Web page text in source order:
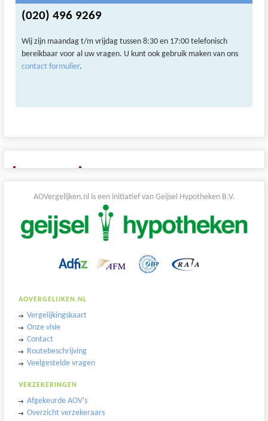
(020) 496 9269
Wij zijn maandag t/m vrijdag tussen 8:30 en 17:00 telefonisch
bereikbaar voor al uw vragen. U kunt ook gebruik maken van ons
contact formulier.
AOVergelijken.nl is een initiatief van Geijsel Hypotheken B.V.
AOVERGELIJKEN.NL
Vergelijkingskaart
Onze visie
Contact
Routebeschrijving
Veelgestelde vragen
VERZEKERINGEN
Afgekeurde AOV's
Overzicht verzekeraars